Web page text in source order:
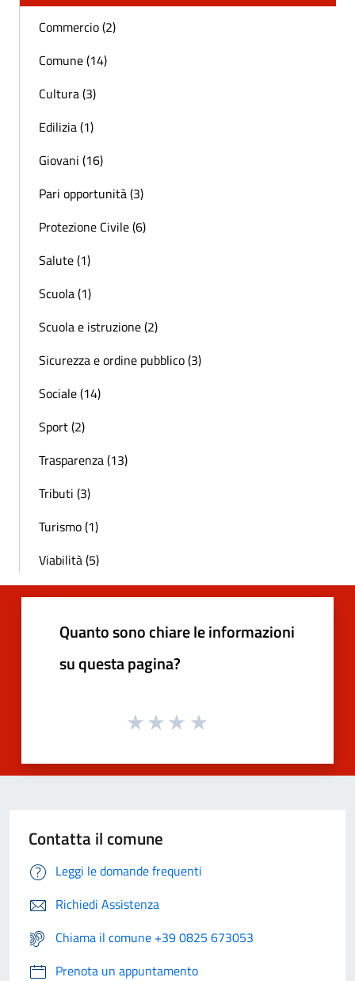
Commercio (2)
Comune (14)
Cultura (3)
Edilizia (1)
Giovani (16)
Pari opportunità (3)
Protezione Civile (6)
Salute (1)
Scuola (1)
Scuola e istruzione (2)
Sicurezza e ordine pubblico (3)
Sociale (14)
Sport (2)
Trasparenza (13)
Tributi (3)
Turismo (1)
Viabilità (5)
Quanto sono chiare le informazioni
su questa pagina?
Contatta il comune
Leggi le domande frequenti
Richiedi Assistenza
Chiama il comune +39 0825 673053
Prenota un appuntamento